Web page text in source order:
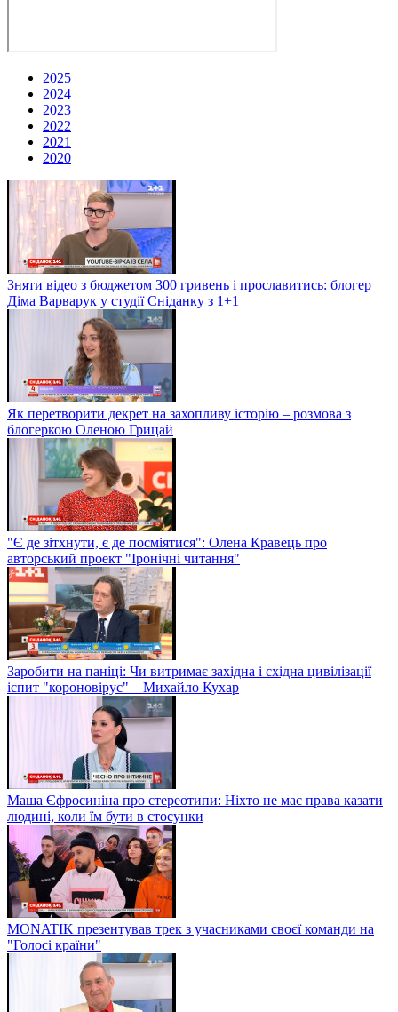
2025
2024
2023
2022
2021
2020
Зняти відео з бюджетом 300 гривень і прославитись: блогер
Діма Варварук у студії Сніданку з 1+1
Як перетворити декрет на захопливу історію – розмова з
блогеркою Оленою Грицай
"Є де зітхнути, є де посміятися": Олена Кравець про
авторський проект "Іронічні читання"
Заробити на паніці: Чи витримає західна і східна цивілізації
іспит "короновірус" – Михайло Кухар
Маша Єфросиніна про стереотипи: Ніхто не має права казати
людині, коли їм бути в стосунки
MONATIK презентував трек з учасниками своєї команди на
"Голосі країни"